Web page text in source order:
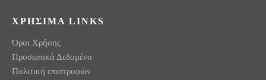
ΧΡΗΣΙΜΑ LINKS
Όροι Χρήσης
Προσωπικά Δεδομένα
Πολιτική επιστροφών